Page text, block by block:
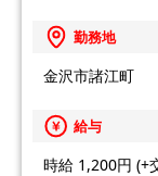
勤務地
金沢市諸江町
給与
時給 1,200円 (+